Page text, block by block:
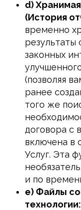
d)
(История
временно
результаты
законных
(позволяя
ранее
того же
договора с
включена в
Услуг. Эта
и по
e) Файлы
технологии: